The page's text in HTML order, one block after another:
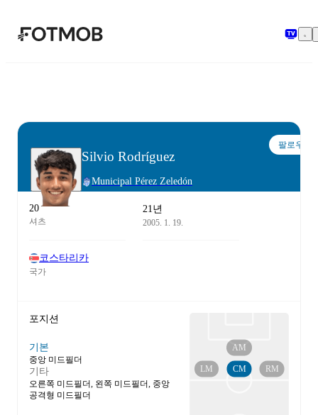
본문으로 건너뛰기
Silvio Rodríguez
Municipal Pérez Zeledón
팔로우
20
셔츠
21년
2005. 1. 19.
코스타리카
국가
포지션
기본
중앙 미드필더
기타
오른쪽 미드필더, 왼쪽 미드필더, 중앙
공격형 미드필더
RM
CM
LM
AM